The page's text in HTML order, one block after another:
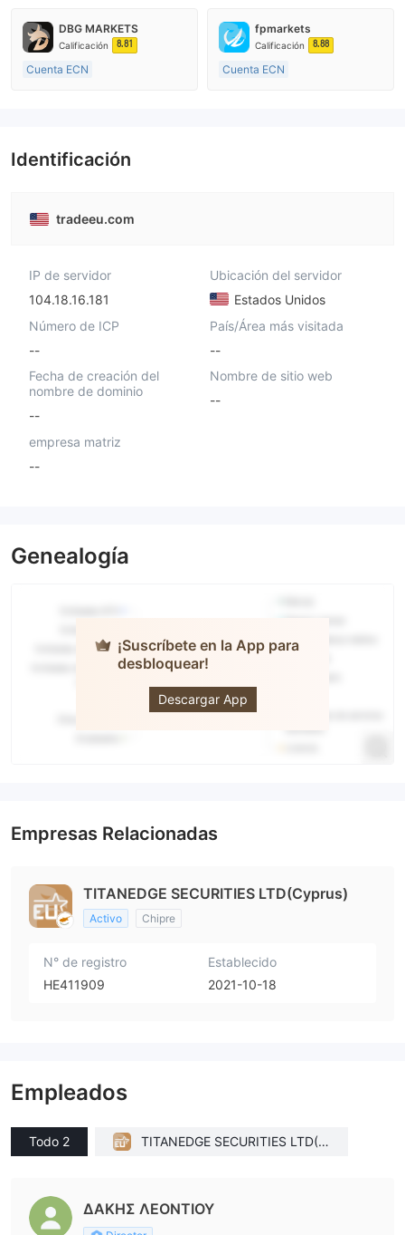
Supervisión en Australia
Auto-investigación
DBG MARKETS
Calificación 8.81
Cuenta ECN
Licencia completa de MT4
fpmarkets
Calificación 8.88
Cuenta ECN
Identificación
tradeeu.com
IP de servidor
104.18.16.181
Ubicación del servidor
Estados Unidos
Número de ICP
--
País/Área más visitada
--
Fecha de creación del
nombre de dominio
--
Nombre de sitio web
--
empresa matriz
--
Genealogía
¡Suscríbete en la App para
desbloquear!
Descargar App
TradeEU
Empresas Relacionadas
TITANEDGE SECURITIES LTD(Cyprus)
Activo Chipre
N° de registro
HE411909
Establecido
2021-10-18
Empleados
Todo 2
TITANEDGE SECURITIES LTD(C
ΔΑΚΗΣ ΛΕΟΝΤΙΟΥ